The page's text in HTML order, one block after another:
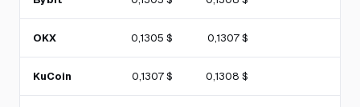
OKX 0,1305 $ 0,1307 $
KuCoin 0,1307 $ 0,1308 $